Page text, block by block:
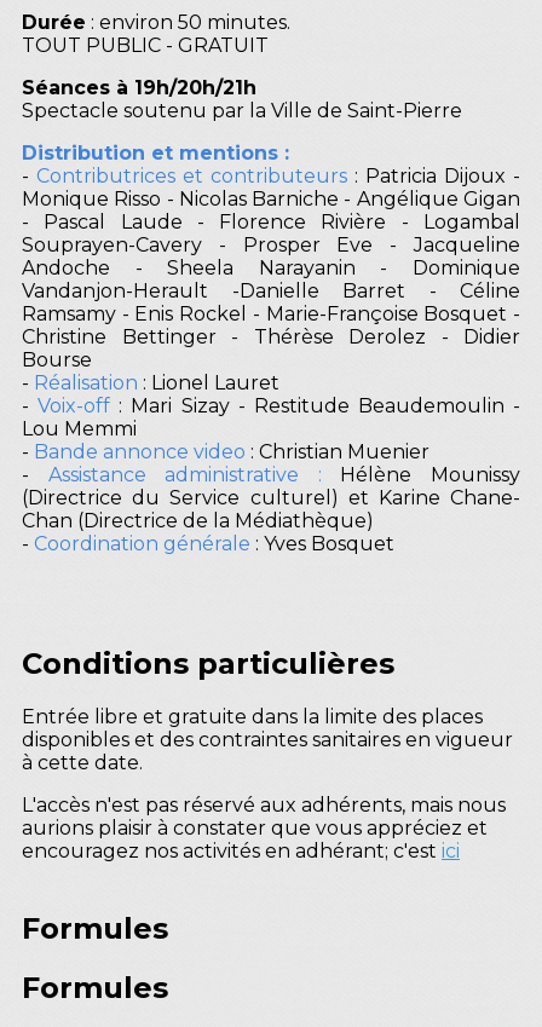
Durée : environ 50 minutes.
TOUT PUBLIC - GRATUIT
Séances à 19h/20h/21h
Spectacle soutenu par la Ville de Saint-Pierre
Distribution et mentions :
- Contributrices et contributeurs : Patricia Dijoux -
Monique Risso - Nicolas Barniche - Angélique Gigan
- Pascal Laude - Florence Rivière - Logambal
Souprayen-Cavery - Prosper Eve - Jacqueline
Andoche - Sheela Narayanin - Dominique
Vandanjon-Herault -Danielle Barret - Céline
Ramsamy - Enis Rockel - Marie-Françoise Bosquet -
Christine Bettinger - Thérèse Derolez - Didier
Bourse
- Réalisation : Lionel Lauret
-Voix-off : Mari Sizay - Restitude Beaudemoulin -
Lou Memmi
- Bande annonce video : Christian Muenier
- Assistance administrative : Hélène Mounissy
(Directrice du Service culturel) et Karine Chane-
Chan (Directrice de la Médiathèque)
- Coordination générale : Yves Bosquet
Conditions particulières
Entrée libre et gratuite dans la limite des places
disponibles et des contraintes sanitaires en vigueur
à cette date.
L'accès n'est pas réservé aux adhérents, mais nous
aurions plaisir à constater que vous appréciez et
encouragez nos activités en adhérant; c'est ici
Formules
Formules